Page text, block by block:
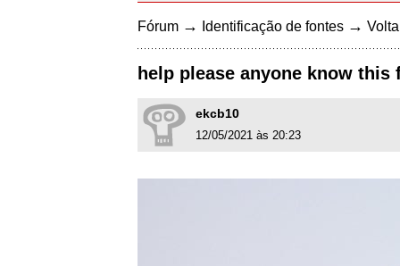
Fórum → Identificação de fontes →
help please anyone know this
ekcb10
12/05/2021 às 20:23